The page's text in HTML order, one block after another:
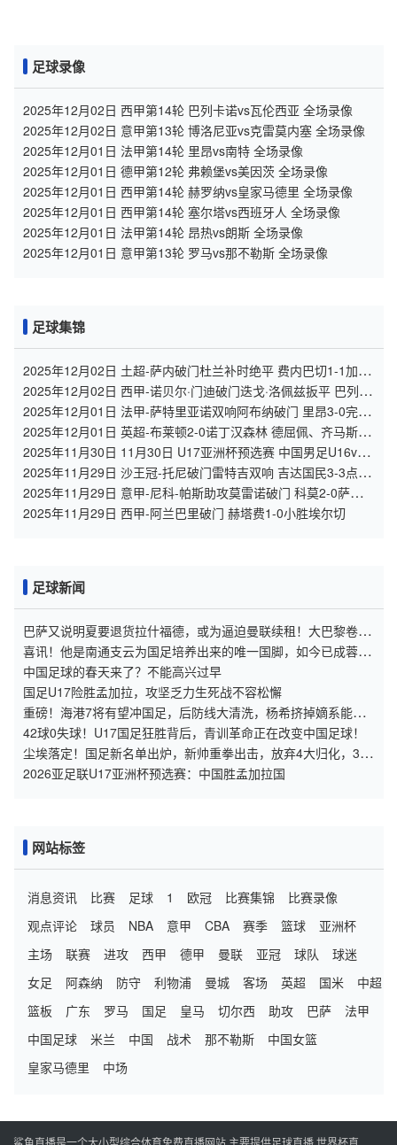
足球录像
2025年12月02日 西甲第14轮 巴列卡诺vs瓦伦西亚 全场录像
2025年12月02日 意甲第13轮 博洛尼亚vs克雷莫内塞 全场录像
2025年12月01日 法甲第14轮 里昂vs南特 全场录像
2025年12月01日 德甲第12轮 弗赖堡vs美因茨 全场录像
2025年12月01日 西甲第14轮 赫罗纳vs皇家马德里 全场录像
2025年12月01日 西甲第14轮 塞尔塔vs西班牙人 全场录像
2025年12月01日 法甲第14轮 昂热vs朗斯 全场录像
2025年12月01日 意甲第13轮 罗马vs那不勒斯 全场录像
足球集锦
2025年12月02日 土超-萨内破门杜兰补时绝平 费内巴切1-1加拉
塔萨雷
2025年12月02日 西甲-诺贝尔·门迪破门迭戈·洛佩兹扳平 巴列卡
诺1-1瓦伦西亚
2025年12月01日 法甲-萨特里亚诺双响阿布纳破门 里昂3-0完胜
十人南特
2025年12月01日 英超-布莱顿2-0诺丁汉森林 德屈佩、齐马斯破
门维尔贝克助攻
2025年11月30日 11月30日 U17亚洲杯预选赛 中国男足U16vs
孟加拉国U17 进球
2025年11月29日 沙王冠-托尼破门雷特吉双响 吉达国民3-3点球
5-4胡拜尔库迪西亚
2025年11月29日 意甲-尼科-帕斯助攻莫雷诺破门 科莫2-0萨索洛
12场不败
2025年11月29日 西甲-阿兰巴里破门 赫塔费1-0小胜埃尔切
足球新闻
巴萨又说明夏要退货拉什福德，或为逼迫曼联续租！大巴黎卷入
传闻
喜讯！他是南通支云为国足培养出来的唯一国脚，如今已成蓉城
核心
中国足球的春天来了？不能高兴过早
国足U17险胜孟加拉，攻坚乏力生死战不容松懈
重磅！海港7将有望冲国足，后防线大清洗，杨希挤掉嫡系能成
主力？
42球0失球！U17国足狂胜背后，青训革命正在改变中国足球！
尘埃落定！国足新名单出炉，新帅重拳出击，放弃4大归化，34
岁球王重返
2026亚足联U17亚洲杯预选赛：中国胜孟加拉国
网站标签
消息资讯 比赛 足球 1 欧冠 比赛集锦
比赛录像
观点评论
球员 NBA 意甲 CBA 赛季 篮球
亚洲杯
主场
联赛 进攻 西甲 德甲 曼联 亚冠 球队
球迷
女足
阿森纳 防守 利物浦 曼城 客场 英超 国米
中超
篮板
广东 罗马 国足 皇马 切尔西 助攻 巴萨
法甲
中国足球
米兰 中国 战术 那不勒斯
中国女篮
皇家马德里
中场
鲨鱼直播是一个大小型综合体育免费直播网站,主要提供足球直播,世界杯直